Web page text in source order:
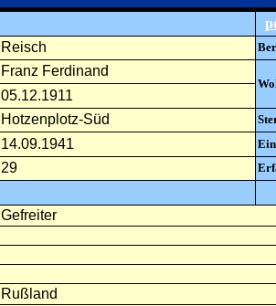
Reisch
Franz Ferdinand
05.12.1911
Hotzenplotz-Süd
14.09.1941
29
Gefreiter
Rußland